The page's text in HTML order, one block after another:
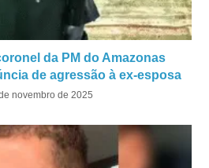
da PM do Amazonas
de agressão à ex-esposa
novembro de 2025